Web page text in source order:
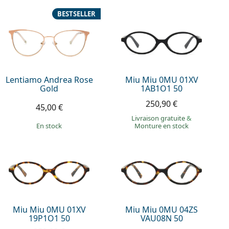
Lentiamo Andrea Rose
Gold
BESTSELLER
45,00 €
en stock
Miu Miu 0MU 01XV
1AB1O1 50
250,90 €
Livraison gratuite&
Monture en stock
Miu Miu 0MU 01XV
19P1O1 50
Miu Miu 0MU 04ZS
VAU08N 50